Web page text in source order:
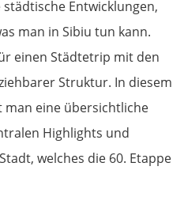
Entwicklungen,
man in Sibiu tun kann.
einen Städtetrip mit den
Struktur. In diesem
man eine übersichtliche
Highlights und
welches die 60. Etappe